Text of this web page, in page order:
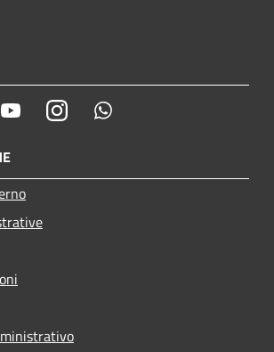
YoutubeInstagram